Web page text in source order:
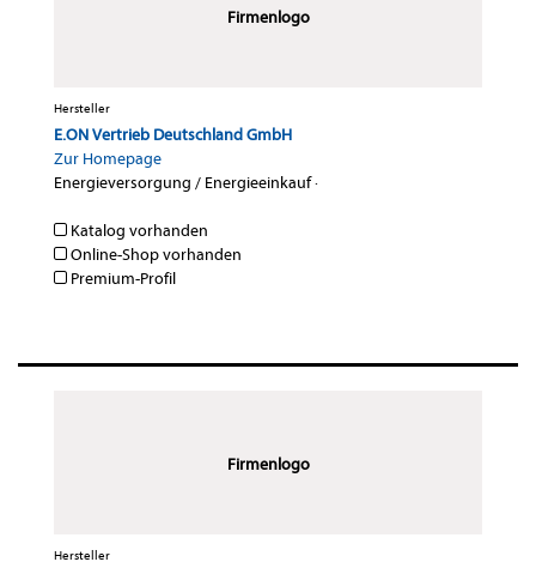
Firmenlogo
Hersteller
E.ON Vertrieb Deutschland GmbH
Zur Homepage
Energieversorgung / Energieeinkauf·
Katalog vorhanden
Online-Shop vorhanden
Premium-Profil
Firmenlogo
Hersteller